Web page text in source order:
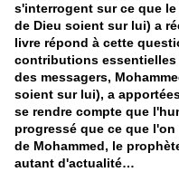
s'interrogent sur ce que
de Dieu soient sur lui) a
livre répond à cette
contributions essentielles
des messagers,
soient sur lui), a
se rendre compte que
progressé que ce que
de Mohammed, le
autant d'actualité…